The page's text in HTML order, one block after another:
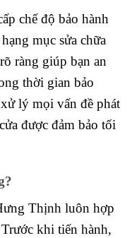
chế độ bảo hành
mục sửa chữa
ràng giúp bạn an
thời gian bảo
lý mọi vấn đề phát
được đảm bảo tối
Thịnh luôn hợp
khi tiến hành,